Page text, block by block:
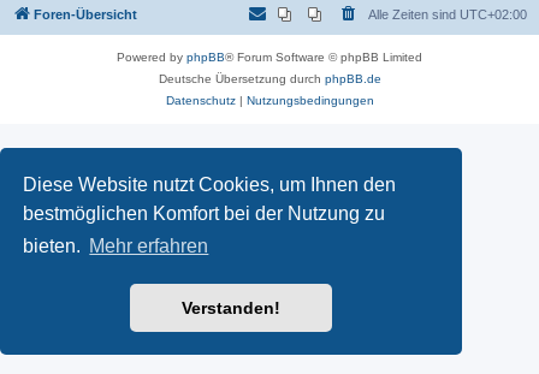
Diese Website nutzt Cookies, um Ihnen den
bestmöglichen Komfort bei der Nutzung zu
bieten. Mehr erfahren
Verstanden!
Foren-Übersicht Alle Zeiten sind UTC+02:00
Powered by phpBB® Forum Software © phpBB Limited
Deutsche Übersetzung durch phpBB.de
Datenschutz| Nutzungsbedingungen